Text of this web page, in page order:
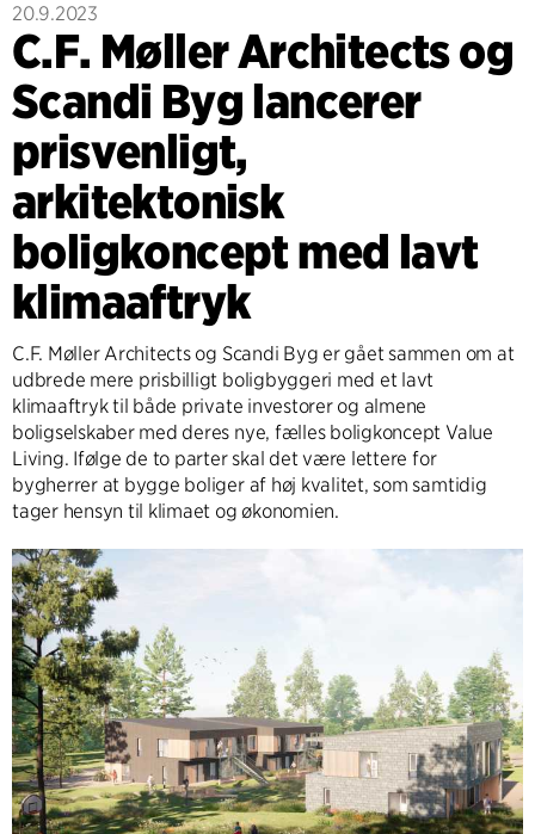
20.9.2023
C.F. Møller Architects og
Scandi Byg lancerer
prisvenligt,
arkitektonisk
boligkoncept med lavt
klimaaftryk
C.F. Møller Architects og Scandi Byg er gået sammen om at
udbrede mere prisbilligt boligbyggeri med et lavt
klimaaftryk til både private investorer og almene
boligselskaber med deres nye, fælles boligkoncept Value
Living. Ifølge de to parter skal det være lettere for
bygherrer at bygge boliger af høj kvalitet, som samtidig
tager hensyn til klimaet og økonomien.